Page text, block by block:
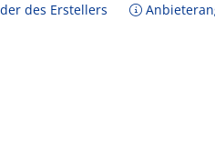
des Erstellers